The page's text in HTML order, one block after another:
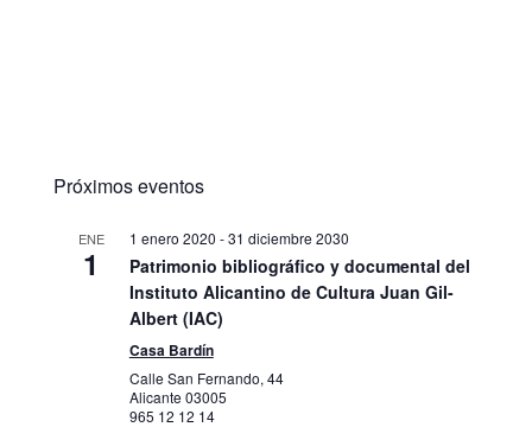
Próximos eventos
ENE
1
1 enero 2020 -31 diciembre 2030
Patrimonio bibliográfico y documental del
Instituto Alicantino de Cultura Juan Gil-
Albert (IAC)
Casa Bardín
Calle San Fernando, 44
Alicante 03005
965 12 12 14